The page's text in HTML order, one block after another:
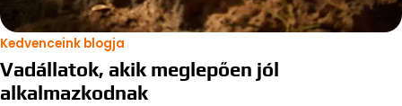
Kedvenceink blogja
Vadállatok, akik meglepően jól
alkalmazkodnak